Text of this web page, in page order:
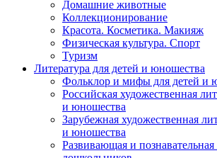
Домашние животные
Коллекционирование
Красота. Косметика. Макияж
Физическая культура. Спорт
Туризм
Литература для детей и юношества
Фольклор и мифы для детей и
Российская художественная
и юношества
Зарубежная художественная
и юношества
Развивающая и познавательная